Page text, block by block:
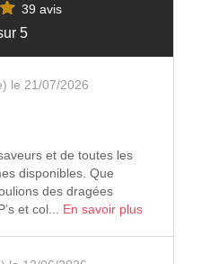
39 avis
5
le 21/07/2026
et de toutes les
disponibles. Que
des dragées
et col... En savoir plus